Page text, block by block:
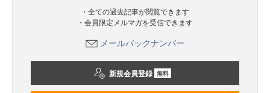
・全ての過去記事が閲覧できます
・会員限定メルマガを受信できます
メールバックナンバー
新規会員登録 無料